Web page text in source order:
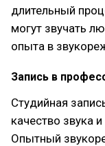
длительный
могут звучать
опыта в
Запись в
Студийная
качество звука
Опытный